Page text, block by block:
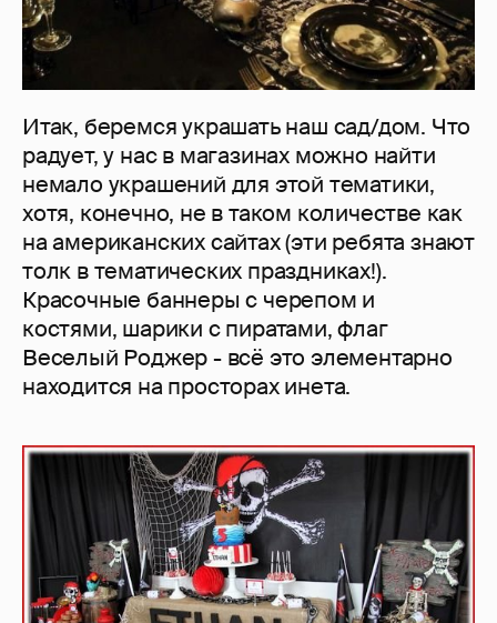
Итак, беремся украшать наш сад/дом. Что
радует, у нас в магазинах можно найти
немало украшений для этой тематики,
хотя, конечно, не в таком количестве как
на американских сайтах (эти ребята знают
толк в тематических праздниках!).
Красочные баннеры с черепом и
костями, шарики с пиратами, флаг
Веселый Роджер - всё это элементарно
находится на просторах инета.